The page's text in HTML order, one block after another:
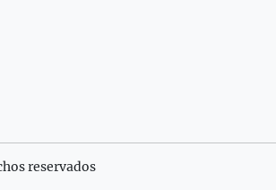
reservados